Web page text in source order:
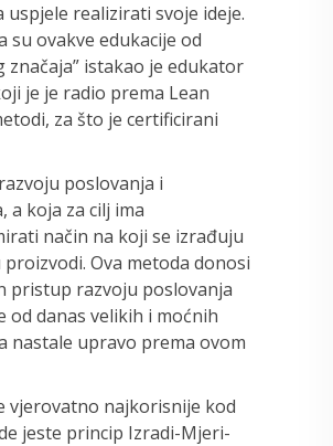
uspjele realizirati svoje ideje.
su ovakve edukacije od
značaja” istakao je edukator
je je radio prema Lean
za što je certificirani
poslovanja i
a koja za cilj ima
način na koji se izrađuju
Ova metoda donosi
pristup razvoju poslovanja
od danas velikih i moćnih
nastale upravo prema ovom
vjerovatno najkorisnije kod
jeste princip Izradi-Mjeri-